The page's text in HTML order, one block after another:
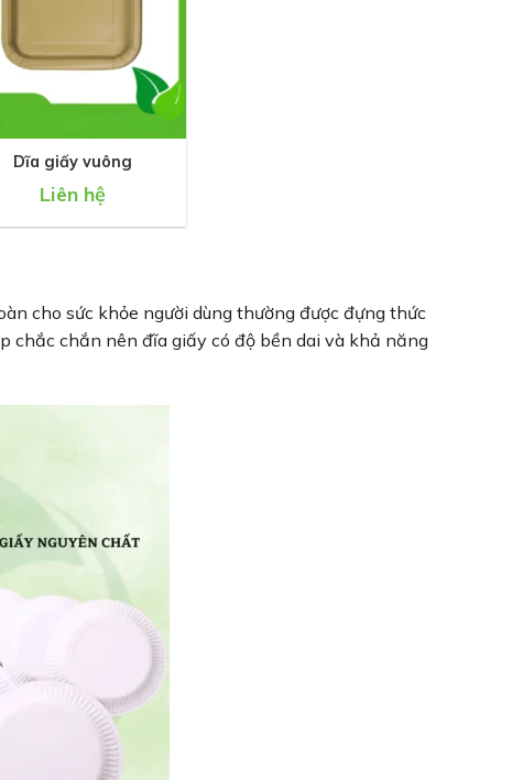
Dĩa giấy vuông
Liên hệ
cho sức khỏe người dùng thường được đựng thức
chắc chắn nên đĩa giấy có độ bền dai và khả năng